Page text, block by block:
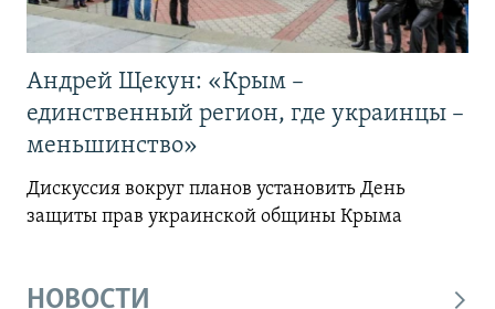
Андрей Щекун: «Крым –
единственный регион, где украинцы –
меньшинство»
Дискуссия вокруг планов установить День
защиты прав украинской общины Крыма
НОВОСТИ